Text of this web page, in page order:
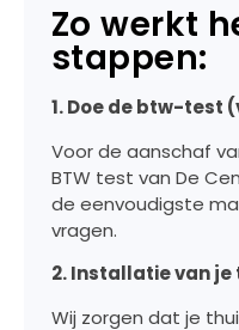
Zo werkt
stappen:
1. Doe de btw-test
Voor de aanschaf
BTW test van De
de eenvoudigste
vragen.
2. Installatie van
Wij zorgen dat je